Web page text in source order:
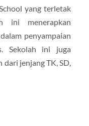
yang terletak
ini menerapkan
penyampaian
Sekolah ini juga
jenjang TK, SD,